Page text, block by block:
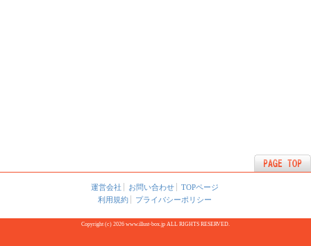
運営会社 お問い合わせ
TOPページ
利用規約
プライバシーポリシー
Copyright (c) 2026 www.illust-box.jp ALL RIGHTS RESERVED.